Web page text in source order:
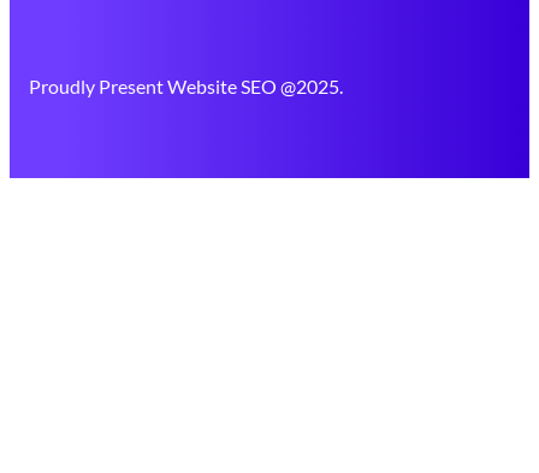
Proudly Present Website SEO @2025.